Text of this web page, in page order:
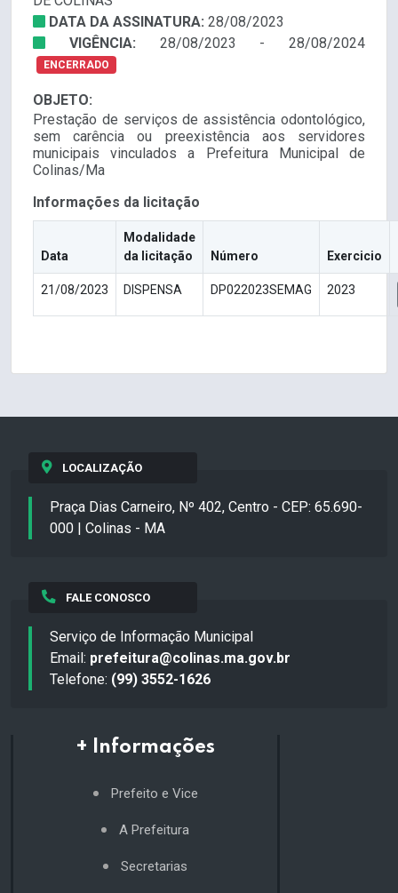
DATA DA ASSINATURA: 28/08/2023
VIGÊNCIA: 28/08/2023 - 28/08/2024
ENCERRADO
OBJETO:
Prestação de serviços de assistência odontológico,
sem carência ou preexistência aos servidores
municipais vinculados a Prefeitura Municipal de
Colinas/Ma
Informações da licitação
Data
Modalidade
da licitação
Número Exercicio
21/08/2023 DISPENSA DP022023SEMAG 2023
LOCALIZAÇÃO
Praça Dias Carneiro, Nº 402, Centro - CEP: 65.690-
000 | Colinas - MA
FALE CONOSCO
Serviço de Informação Municipal
Email: prefeitura@colinas.ma.gov.br
Telefone: (99) 3552-1626
+ Informações
Prefeito e Vice
A Prefeitura
Secretarias